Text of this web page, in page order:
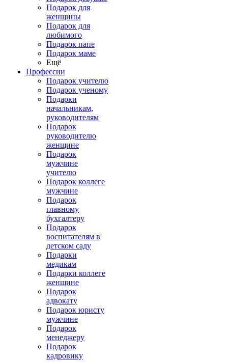
Подарок для
женщины
Подарок для
любимого
Подарок папе
Подарок маме
Ещё
Профессии
Подарок учителю
Подарок ученому
Подарки
начальникам,
руководителям
Подарок
руководителю
женщине
Подарок
мужчине
учителю
Подарок коллеге
мужчине
Подарок
главному
бухгалтеру
Подарок
воспитателям в
детском саду
Подарки
медикам
Подарки коллеге
женщине
Подарок
адвокату
Подарок юристу
мужчине
Подарок
менеджеру
Подарок
кадровику